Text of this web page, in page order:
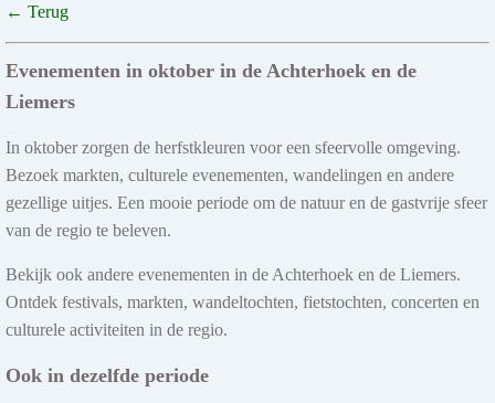
← Terug
Evenementen in oktober in de Achterhoek en de
Liemers
In oktober zorgen de herfstkleuren voor een sfeervolle omgeving.
Bezoek markten, culturele evenementen, wandelingen en andere
gezellige uitjes. Een mooie periode om de natuur en de gastvrije sfeer
van de regio te beleven.
Bekijk ook andere evenementen in de Achterhoek en de Liemers.
Ontdek festivals, markten, wandeltochten, fietstochten, concerten en
culturele activiteiten in de regio.
Ook in dezelfde periode